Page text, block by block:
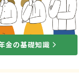
問い合わせ
3797
金の基礎知識